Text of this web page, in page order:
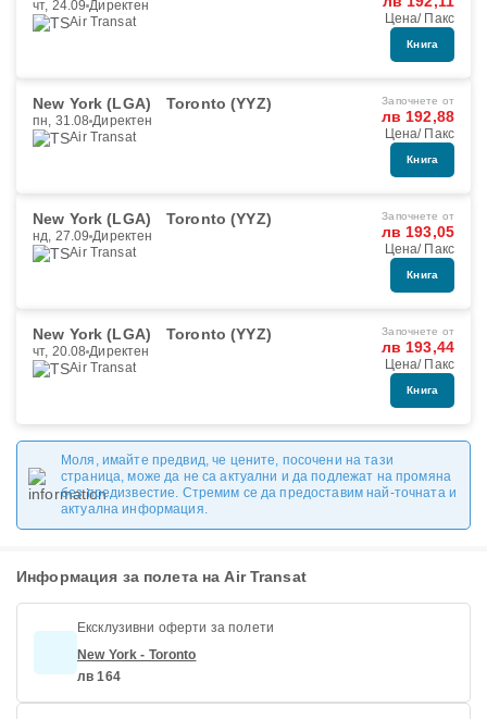
чт, 24.09 Директен
Air Transat
Цена/ Пакс
Книга
New York (LGA) Toronto (YYZ)
пн, 31.08 Директен
Air Transat
Започнете от
лв 192,88
Цена/ Пакс
Книга
New York (LGA) Toronto (YYZ)
нд, 27.09 Директен
Air Transat
Започнете от
лв 193,05
Цена/ Пакс
Книга
New York (LGA) Toronto (YYZ)
чт, 20.08 Директен
Air Transat
Започнете от
лв 193,44
Цена/ Пакс
Книга
Моля, имайте предвид, че цените, посочени на тази
страница, може да не са актуални и да подлежат на промяна
без предизвестие. Стремим се да предоставим най-точната и
актуална информация.
Информация за полета на Air Transat
Ексклузивни оферти за полети
New York - Toronto
лв 164